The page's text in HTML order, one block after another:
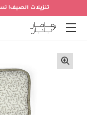
تنزيلات الصيف!